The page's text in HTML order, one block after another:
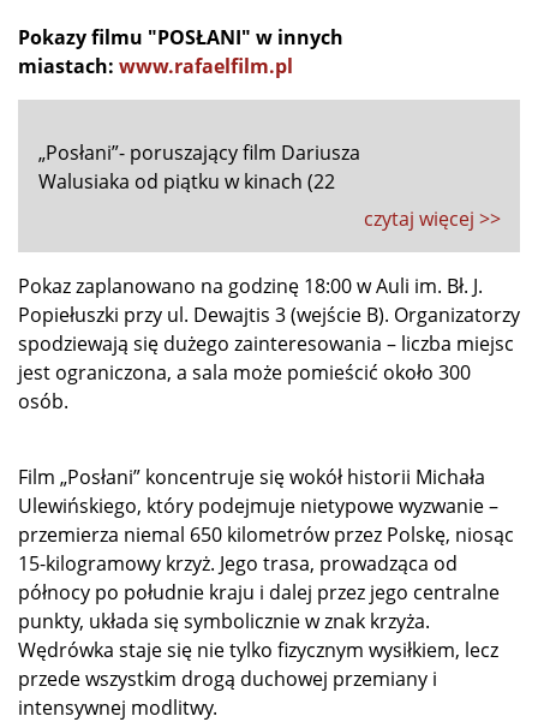
Pokazy filmu "POSŁANI" w innych
miastach: www.rafaelfilm.pl
„Posłani”- poruszający film Dariusza
Walusiaka od piątku w kinach (22
czytaj więcej >>
Pokaz zaplanowano na godzinę 18:00 w Auli im. Bł. J.
Popiełuszki przy ul. Dewajtis 3 (wejście B). Organizatorzy
spodziewają się dużego zainteresowania – liczba miejsc
jest ograniczona, a sala może pomieścić około 300
osób.
Film „Posłani” koncentruje się wokół historii Michała
Ulewińskiego, który podejmuje nietypowe wyzwanie –
przemierza niemal 650 kilometrów przez Polskę, niosąc
15-kilogramowy krzyż. Jego trasa, prowadząca od
północy po południe kraju i dalej przez jego centralne
punkty, układa się symbolicznie w znak krzyża.
Wędrówka staje się nie tylko fizycznym wysiłkiem, lecz
przede wszystkim drogą duchowej przemiany i
intensywnej modlitwy.